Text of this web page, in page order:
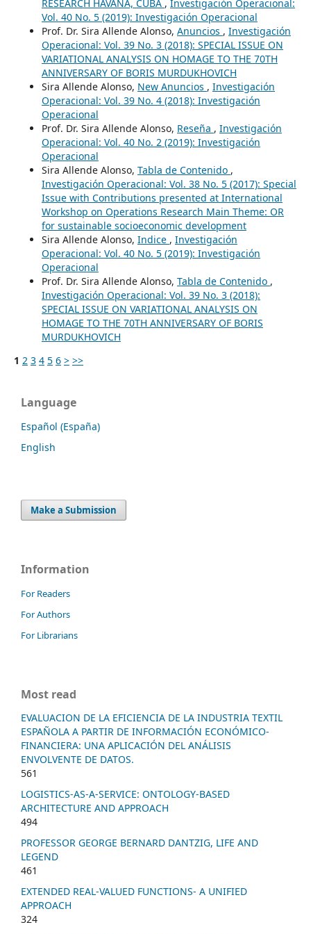
RESEARCH HAVANA, CUBA , Investigación Operacional:
Vol. 40 No. 5 (2019): Investigación Operacional
Prof. Dr. Sira Allende Alonso, Anuncios , Investigación
Operacional: Vol. 39 No. 3 (2018): SPECIAL ISSUE ON
VARIATIONAL ANALYSIS ON HOMAGE TO THE 70TH
ANNIVERSARY OF BORIS MURDUKHOVICH
Sira Allende Alonso, New Anuncios , Investigación
Operacional: Vol. 39 No. 4 (2018): Investigación
Operacional
Prof. Dr. Sira Allende Alonso, Reseña , Investigación
Operacional: Vol. 40 No. 2 (2019): Investigación
Operacional
Sira Allende Alonso, Tabla de Contenido ,
Investigación Operacional: Vol. 38 No. 5 (2017): Special
Issue with Contributions presented at International
Workshop on Operations Research Main Theme: OR
for sustainable socioeconomic development
Sira Allende Alonso, Indice , Investigación
Operacional: Vol. 40 No. 5 (2019): Investigación
Operacional
Prof. Dr. Sira Allende Alonso, Tabla de Contenido ,
Investigación Operacional: Vol. 39 No. 3 (2018):
SPECIAL ISSUE ON VARIATIONAL ANALYSIS ON
HOMAGE TO THE 70TH ANNIVERSARY OF BORIS
MURDUKHOVICH
1 2 3 4 5 6 > >>
Language
Español (España)
English
Make a Submission
Information
For Readers
For Authors
For Librarians
Most read
EVALUACION DE LA EFICIENCIA DE LA INDUSTRIA TEXTIL
ESPAÑOLA A PARTIR DE INFORMACIÓN ECONÓMICO-
FINANCIERA: UNA APLICACIÓN DEL ANÁLISIS
ENVOLVENTE DE DATOS.
561
LOGISTICS-AS-A-SERVICE: ONTOLOGY-BASED
ARCHITECTURE AND APPROACH
494
PROFESSOR GEORGE BERNARD DANTZIG, LIFE AND
LEGEND
461
EXTENDED REAL-VALUED FUNCTIONS- A UNIFIED
APPROACH
324